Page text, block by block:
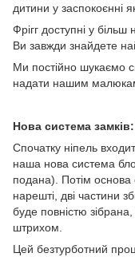
дитини у заспокоєнні
Фрігг доступні у
Ви завжди знайдете
Ми постійно шукаємо
надати нашим
Нова система
Спочатку ніпель
наша нова система
подана). Потім основа
нарешті, дві частини
буде повністю
штрихом.
Цей безтурботний